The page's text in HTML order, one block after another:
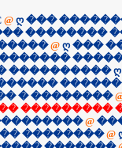
@ ღ ���
��������
@ ღ ���
���������� ღ
� ��������
���������
@
�������� @